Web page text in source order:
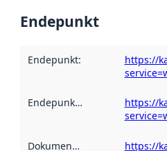
Endepunkt
Endepunkt:
https://
Endepunktbeskrivelse :
https://
Dokumentasjon
https://